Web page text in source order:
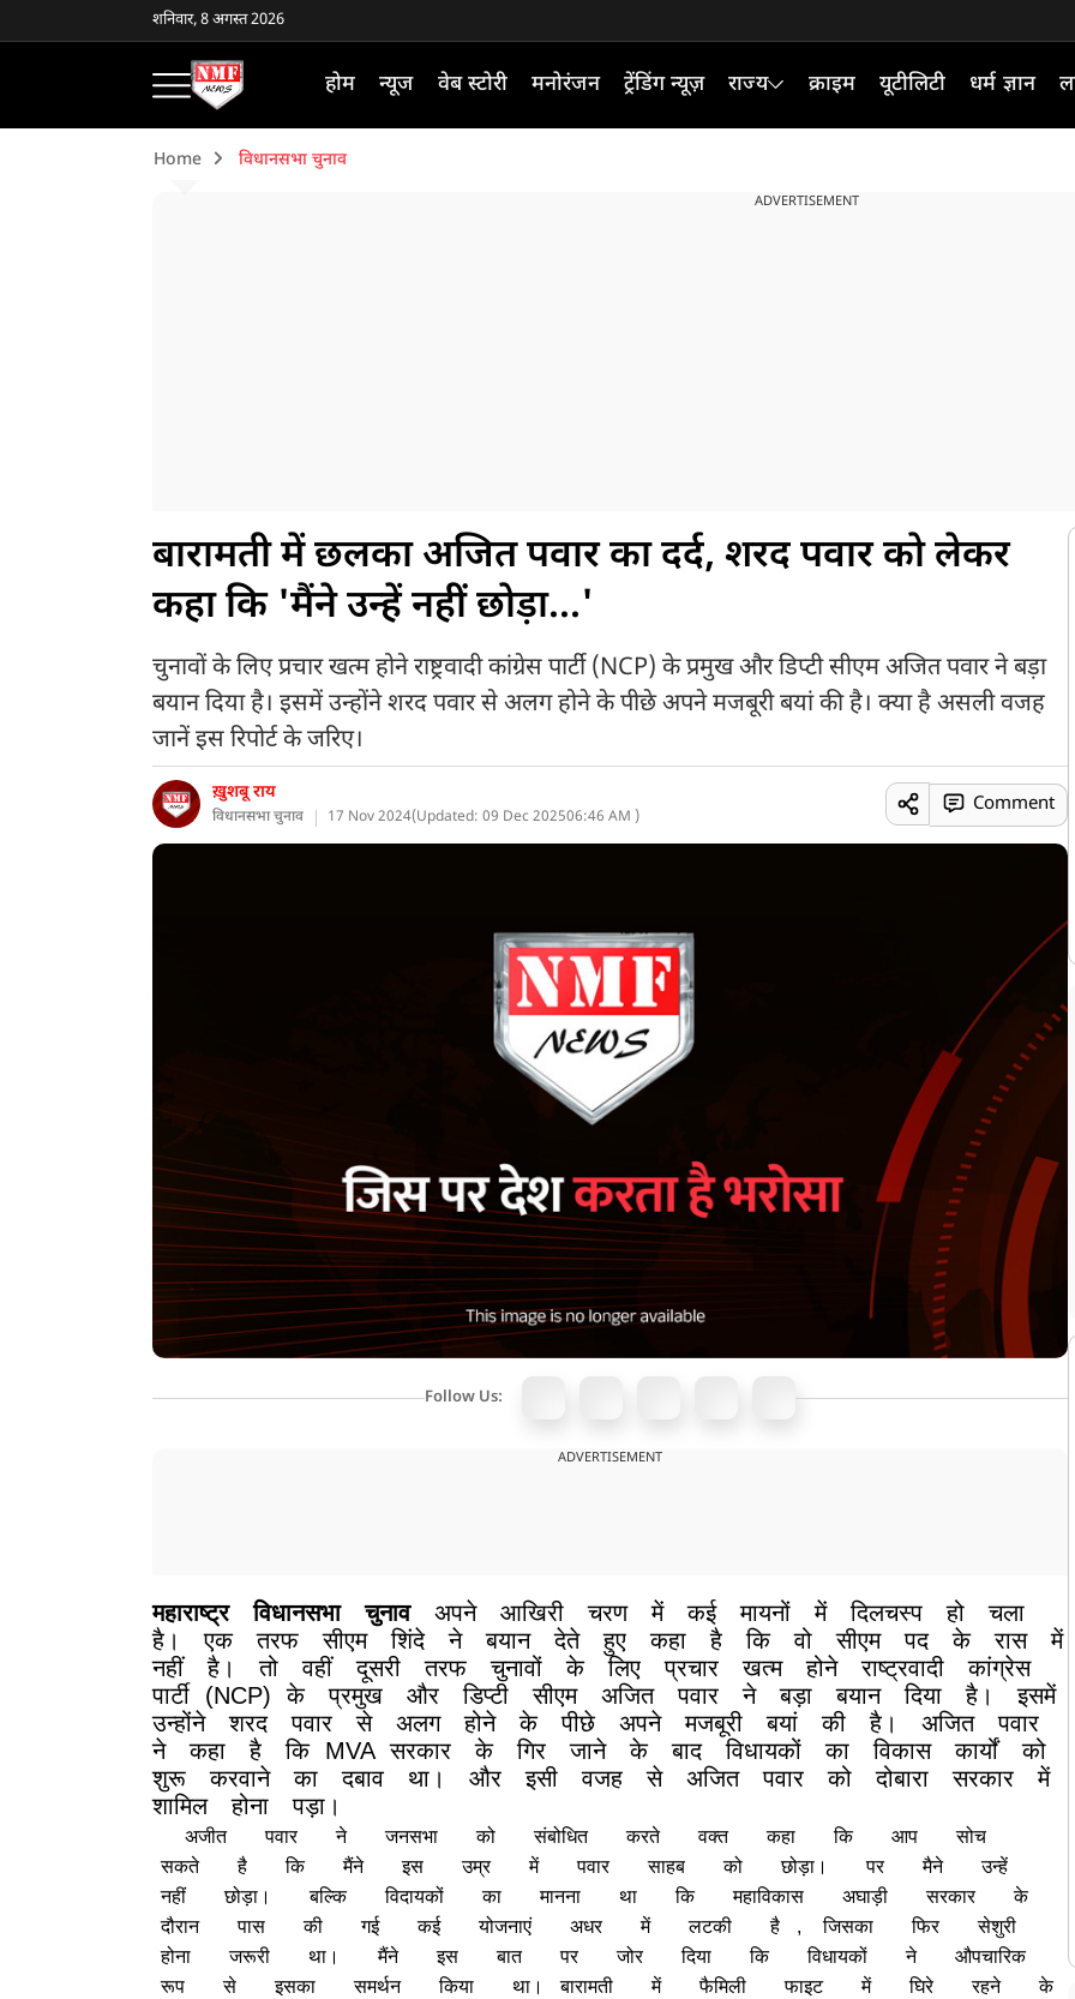
शनिवार, 8 अगस्त 2026
होम न्यूज वेब स्टोरी मनोरंजन ट्रेंडिंग न्यूज़ राज्य क्राइम यूटीलिटी धर्म ज्ञान
Home विधानसभा चुनाव
ADVERTISEMENT
बारामती में छलका अजित पवार का दर्द, शरद पवार को लेकर
कहा कि 'मैंने उन्हें नहीं छोड़ा...'
चुनावों के लिए प्रचार खत्म होने राष्ट्रवादी कांग्रेस पार्टी (NCP) के प्रमुख और डिप्टी सीएम अजित पवार ने बड़ा
बयान दिया है। इसमें उन्होंने शरद पवार से अलग होने के पीछे अपने मजबूरी बयां की है। क्या है असली वजह
जानें इस रिपोर्ट के जरिए।
ख़ुशबू राय
विधानसभा चुनाव 17 Nov 2024(Updated: 09 Dec 202506:46 AM )
Comment
Follow Us:
ADVERTISEMENT
महाराष्ट्र विधानसभा चुनाव अपने आखिरी चरण में कई मायनों में दिलचस्प हो
चला
है।
एक तरफ सीएम शिंदे ने बयान देते हुए कहा है कि वो सीएम पद के रास
में
नहीं
है। तो वहीं दूसरी तरफ चुनावों के लिए प्रचार खत्म होने राष्ट्रवादी
कांग्रेस
पार्टी
(NCP) के प्रमुख और डिप्टी सीएम अजित पवार ने बड़ा बयान दिया है।
इसमें
उन्होंने
शरद पवार से अलग होने के पीछे अपने मजबूरी बयां की है। अजित
पवार
ने
कहा है कि MVA सरकार के गिर जाने के बाद विधायकों का विकास कार्यों
को
शुरू
करवाने का दबाव था। और इसी वजह से अजित पवार को दोबारा सरकार
में
शामिल
होना पड़ा।
अजीत पवार ने जनसभा को संबोधित करते वक्त कहा कि आप
सोच
सकते
है कि मैंने इस उम्र में पवार साहब को छोड़ा। पर मैने
उन्हें
नहीं
छोड़ा। बल्कि विदायकों का मानना था कि महाविकास अघाड़ी सरकार
के
दौरान
पास की गई कई योजनाएं अधर में लटकी है , जिसका फिर
सेशुरी
होना
जरूरी था। मैंने इस बात पर जोर दिया कि विधायकों ने
औपचारिक
रूप
से इसका समर्थन किया था। बारामती में फैमिली फाइट में घिरे रहने
के